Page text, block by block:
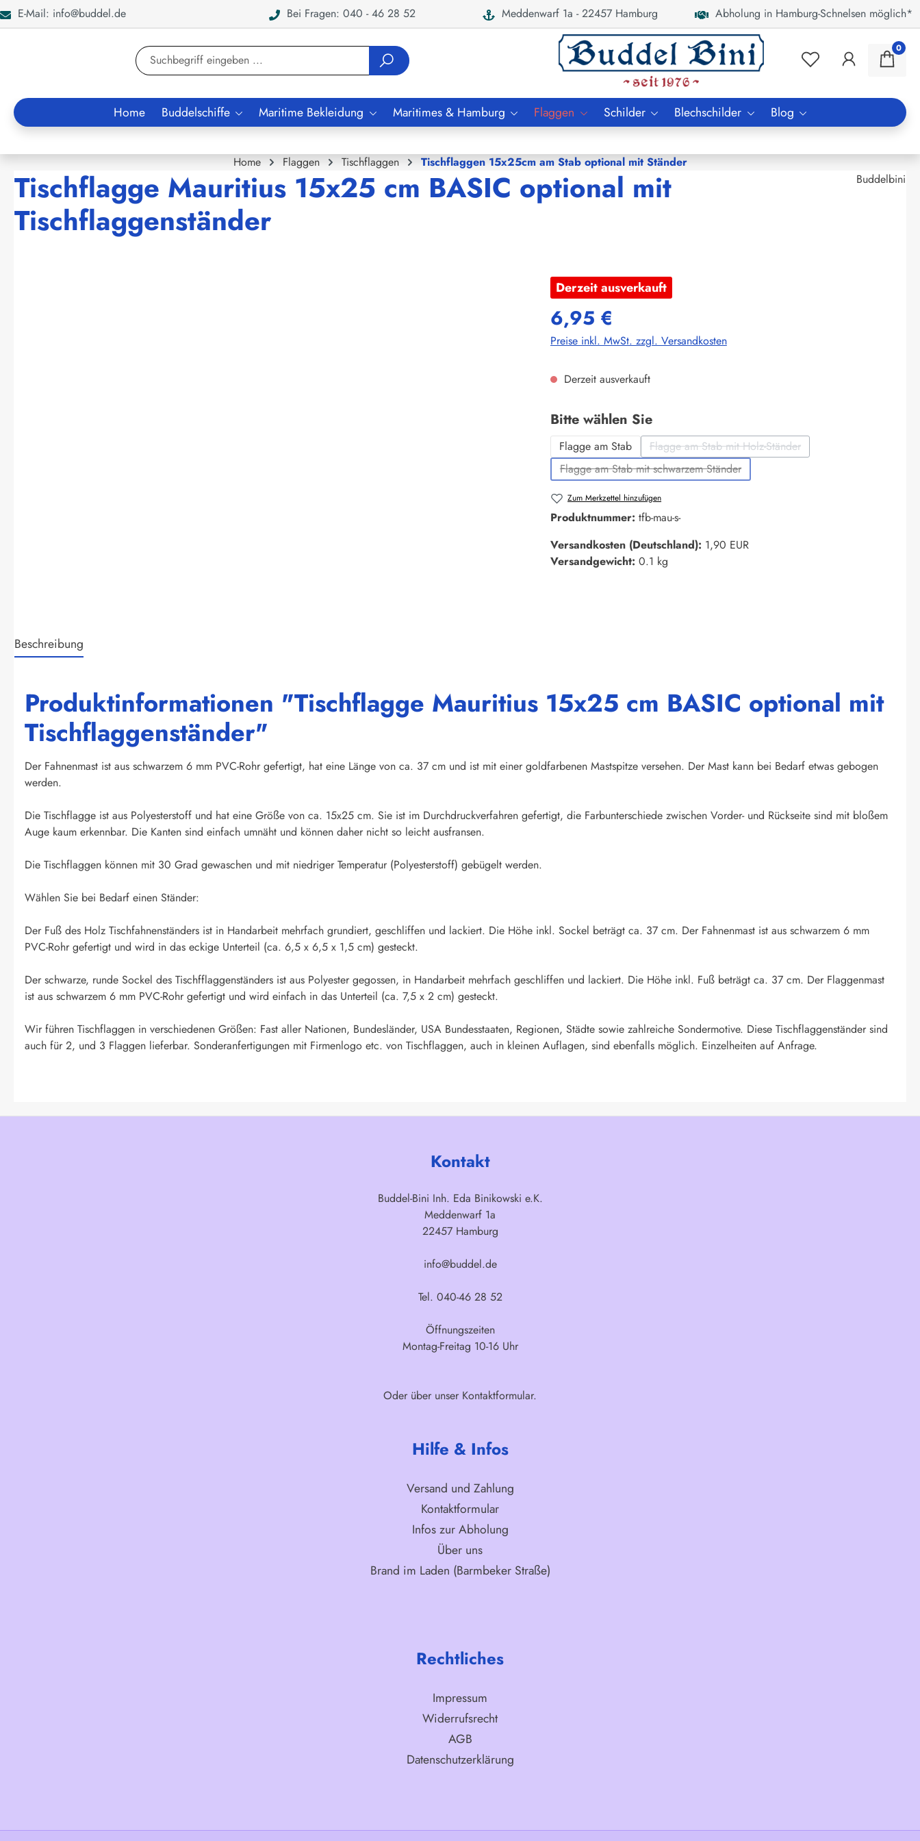
Zur Suche springen
E-Mail: info@buddel.de Bei Fragen: 040 - 46 28 52 Meddenwarf 1a - 22457 Hamburg Abholung in Hamburg-Schnelsen möglich*
0
Home Buddelschiffe Maritime Bekleidung Maritimes & Hamburg Flaggen Schilder Blechschilder Blog
Home Flaggen Tischflaggen Tischflaggen 15x25cm am Stab optional mit Ständer
Tischflagge Mauritius 15x25 cm BASIC optional mit
Tischflaggenständer
Buddelbini
Derzeit ausverkauft
6,95 €
Preise inkl. MwSt. zzgl. Versandkosten
Derzeit ausverkauft
Bitte wählen Sieauswählen
Flagge am Stab Flagge am Stab mit Holz-Ständer
(Diese Option ist zurzeit nicht verfügbar.)
Flagge am Stab mit schwarzem Ständer
(Diese Option ist zurzeit nicht verfügbar.)
Zum Merkzettel hinzufügen
Produktnummer: tfb-mau-s-
Versandkosten (Deutschland): 1,90 EUR
Versandgewicht: 0.1 kg
Beschreibung
Produktinformationen "Tischflagge Mauritius 15x25 cm BASIC optional mit
Tischflaggenständer"
Der Fahnenmast ist aus schwarzem 6 mm PVC-Rohr gefertigt, hat eine Länge von ca. 37 cm und ist mit einer goldfarbenen Mastspitze versehen. Der Mast kann bei Bedarf etwas gebogen
werden.
Die Tischflagge ist aus Polyesterstoff und hat eine Größe von ca. 15x25 cm. Sie ist im Durchdruckverfahren gefertigt, die Farbunterschiede zwischen Vorder- und Rückseite sind mit bloßem
Auge kaum erkennbar. Die Kanten sind einfach umnäht und können daher nicht so leicht ausfransen.
Die Tischflaggen können mit 30 Grad gewaschen und mit niedriger Temperatur (Polyesterstoff) gebügelt werden.
Wählen Sie bei Bedarf einen Ständer:
Der Fuß des Holz Tischfahnenständers ist in Handarbeit mehrfach grundiert, geschliffen und lackiert. Die Höhe inkl. Sockel beträgt ca. 37 cm. Der Fahnenmast ist aus schwarzem 6 mm
PVC-Rohr gefertigt und wird in das eckige Unterteil (ca. 6,5 x 6,5 x 1,5 cm) gesteckt.
Der schwarze, runde Sockel des Tischfflaggenständers ist aus Polyester gegossen, in Handarbeit mehrfach geschliffen und lackiert. Die Höhe inkl. Fuß beträgt ca. 37 cm. Der Flaggenmast
ist aus schwarzem 6 mm PVC-Rohr gefertigt und wird einfach in das Unterteil (ca. 7,5 x 2 cm) gesteckt.
Wir führen Tischflaggen in verschiedenen Größen: Fast aller Nationen, Bundesländer, USA Bundesstaaten, Regionen, Städte sowie zahlreiche Sondermotive. Diese Tischflaggenständer sind
auch für 2, und 3 Flaggen lieferbar. Sonderanfertigungen mit Firmenlogo etc. von Tischflaggen, auch in kleinen Auflagen, sind ebenfalls möglich. Einzelheiten auf Anfrage.
Kontakt
Buddel-Bini Inh. Eda Binikowski e.K.
Meddenwarf 1a
22457 Hamburg
info@buddel.de
Tel. 040-46 28 52
Öffnungszeiten
Montag-Freitag 10-16 Uhr
Oder über unser Kontaktformular.
Hilfe & Infos
Versand und Zahlung
Kontaktformular
Infos zur Abholung
Über uns
Brand im Laden (Barmbeker Straße)
Rechtliches
Impressum
Widerrufsrecht
AGB
Datenschutzerklärung